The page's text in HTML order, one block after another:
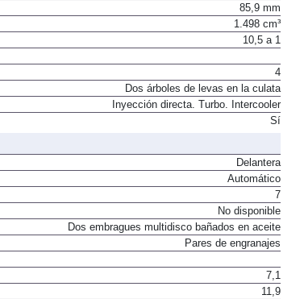
85,9 mm
1.498 cm³
10,5 a 1
4
Dos árboles de levas en la culata
Inyección directa. Turbo. Intercooler
Sí
Delantera
Automático
7
No disponible
Dos embragues multidisco bañados en aceite
Pares de engranajes
7,1
11,9